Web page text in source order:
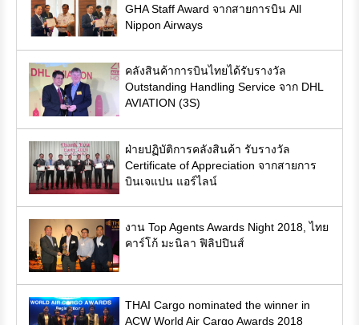
GHA Staff Award จากสายการบิน All
Nippon Airways
คลังสินค้าการบินไทยได้รับรางวัล
Outstanding Handling Service จาก DHL
AVIATION (3S)
ฝ่ายปฏิบัติการคลังสินค้า รับรางวัล
Certificate of Appreciation จากสายการ
บินเจแปน แอร์ไลน์
งาน Top Agents Awards Night 2018, ไทย
คาร์โก้ มะนิลา ฟิลิปปินส์
THAI Cargo nominated the winner in
ACW World Air Cargo Awards 2018